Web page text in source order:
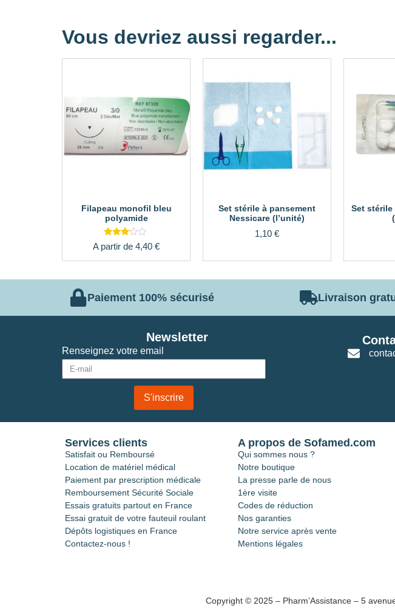
Vous devriez aussi regarder...
Filapeau monofil bleu
polyamide
Note
3.00
sur 5
A partir de 4,40 €
Set stérile à pansement
Nessicare (l’unité)
1,10 €
Set stérile
Paiement 100% sécurisé Livraison
Renseignez votre email
S'inscrire
Newsletter
Services clients
Satisfait ou Remboursé
Location de matériel médical
Paiement par prescription médicale
Remboursement Sécurité Sociale
Essais gratuits partout en France
Essai gratuit de votre fauteuil roulant
Dépôts logistiques en France
Contactez-nous !
A propos de Sofamed.com
Qui sommes nous ?
Notre boutique
La presse parle de nous
1ère visite
Codes de réduction
Nos garanties
Notre service après vente
Mentions légales
Copyright © 2025 – Pharm’Assistance – 5